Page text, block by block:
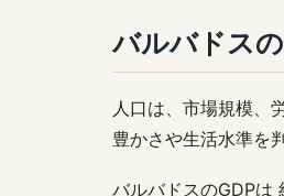
バルバドス
人口は、市場規模、
豊かさや生活水準を
バルバドスのGDPは